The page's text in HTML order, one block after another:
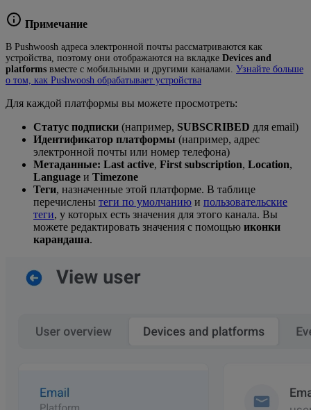
Примечание
В Pushwoosh адреса электронной почты рассматриваются как
устройства, поэтому они отображаются на вкладке Devices and
platforms вместе с мобильными и другими каналами. Узнайте больше
о том, как Pushwoosh обрабатывает устройства
Для каждой платформы вы можете просмотреть:
Статус подписки (например, SUBSCRIBED для email)
Идентификатор платформы (например, адрес
электронной почты или номер телефона)
Метаданные: Last active, First subscription, Location,
Language и Timezone
Теги, назначенные этой платформе. В таблице
перечислены теги по умолчанию и пользовательские
теги, у которых есть значения для этого канала. Вы
можете редактировать значения с помощью иконки
карандаша.